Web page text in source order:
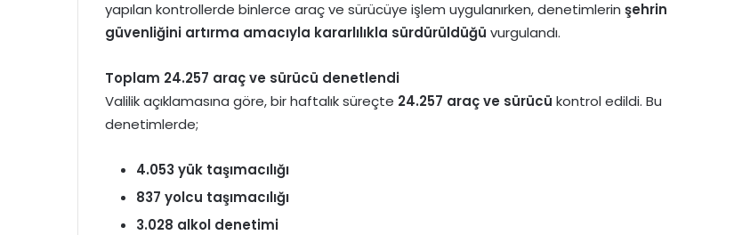
yapılan kontrollerde binlerce araç ve sürücüye işlem uygulanırken, denetimlerin şehrin
güvenliğini artırma amacıyla kararlılıkla sürdürüldüğü vurgulandı.
Toplam 24.257 araç ve sürücü denetlendi
Valilik açıklamasına göre, bir haftalık süreçte 24.257 araç ve sürücü kontrol edildi. Bu
denetimlerde;
4.053 yük taşımacılığı
837 yolcu taşımacılığı
3.028 alkol denetimi